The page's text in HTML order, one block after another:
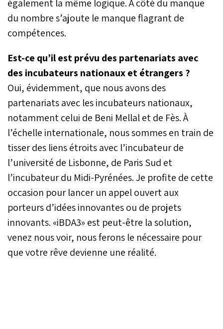
également la même logique. À côté du manque
du nombre s’ajoute le manque flagrant de
compétences.
Est-ce qu’il est prévu des partenariats avec
des incubateurs nationaux et étrangers ?
Oui, évidemment, que nous avons des
partenariats avec les incubateurs nationaux,
notamment celui de Beni Mellal et de Fès. À
l’échelle internationale, nous sommes en train de
tisser des liens étroits avec l’incubateur de
l’université de Lisbonne, de Paris Sud et
l’incubateur du Midi-Pyrénées. Je profite de cette
occasion pour lancer un appel ouvert aux
porteurs d’idées innovantes ou de projets
innovants. «iBDA3» est peut-être la solution,
venez nous voir, nous ferons le nécessaire pour
que votre rêve devienne une réalité.